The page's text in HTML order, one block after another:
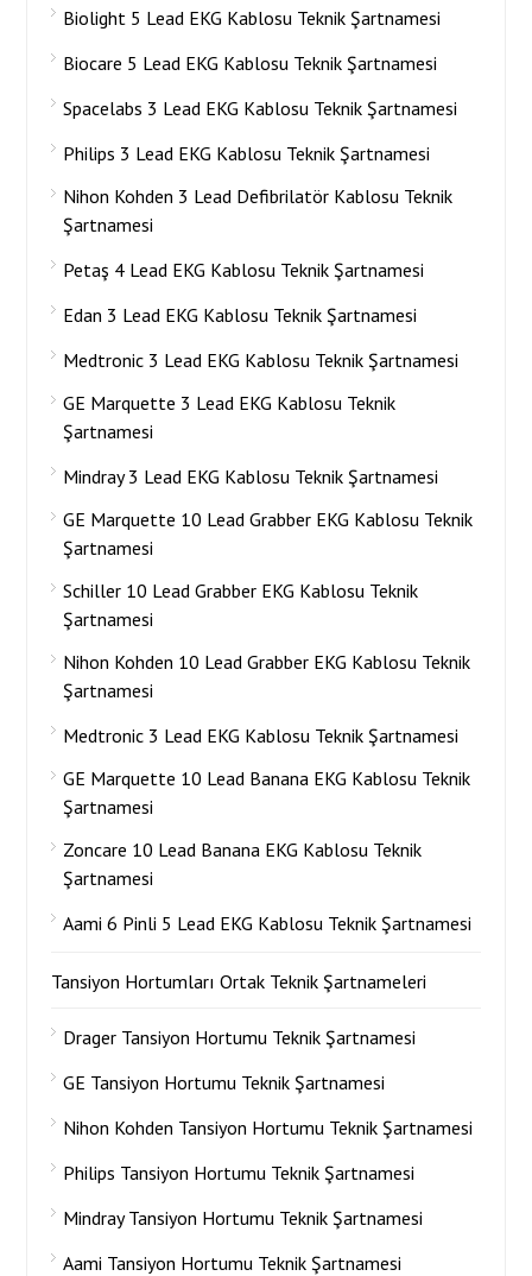
Biolight 5 Lead EKG Kablosu Teknik Şartnamesi
Biocare 5 Lead EKG Kablosu Teknik Şartnamesi
Spacelabs 3 Lead EKG Kablosu Teknik Şartnamesi
Philips 3 Lead EKG Kablosu Teknik Şartnamesi
Nihon Kohden 3 Lead Defibrilatör Kablosu Teknik
Şartnamesi
Petaş 4 Lead EKG Kablosu Teknik Şartnamesi
Edan 3 Lead EKG Kablosu Teknik Şartnamesi
Medtronic 3 Lead EKG Kablosu Teknik Şartnamesi
GE Marquette 3 Lead EKG Kablosu Teknik
Şartnamesi
Mindray 3 Lead EKG Kablosu Teknik Şartnamesi
GE Marquette 10 Lead Grabber EKG Kablosu Teknik
Şartnamesi
Schiller 10 Lead Grabber EKG Kablosu Teknik
Şartnamesi
Nihon Kohden 10 Lead Grabber EKG Kablosu Teknik
Şartnamesi
Medtronic 3 Lead EKG Kablosu Teknik Şartnamesi
GE Marquette 10 Lead Banana EKG Kablosu Teknik
Şartnamesi
Zoncare 10 Lead Banana EKG Kablosu Teknik
Şartnamesi
Aami 6 Pinli 5 Lead EKG Kablosu Teknik Şartnamesi
Tansiyon Hortumları Ortak Teknik Şartnameleri
Drager Tansiyon Hortumu Teknik Şartnamesi
GE Tansiyon Hortumu Teknik Şartnamesi
Nihon Kohden Tansiyon Hortumu Teknik Şartnamesi
Philips Tansiyon Hortumu Teknik Şartnamesi
Mindray Tansiyon Hortumu Teknik Şartnamesi
Aami Tansiyon Hortumu Teknik Şartnamesi